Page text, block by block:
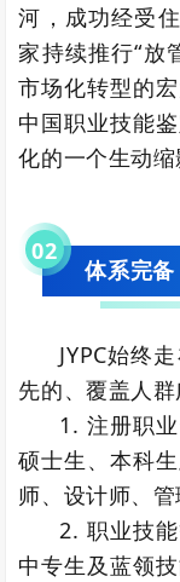
河，成功经受
家持续推行“放
市场化转型的
中国职业技能
化的一个生动缩
02
体系完
JYPC始终
先的、覆盖人
1. 注册职
硕士生、本科
师、设计师、管
2. 职业技
中专生及蓝领